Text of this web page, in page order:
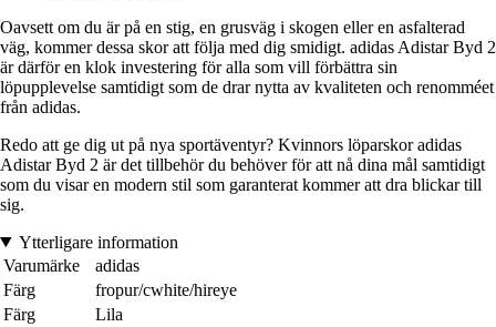
Oavsett om du är på en stig, en grusväg i skogen eller en asfalterad
väg, kommer dessa skor att följa med dig smidigt. adidas Adistar Byd 2
är därför en klok investering för alla som vill förbättra sin
löpupplevelse samtidigt som de drar nytta av kvaliteten och renomméet
från adidas.
Redo att ge dig ut på nya sportäventyr? Kvinnors löparskor adidas
Adistar Byd 2 är det tillbehör du behöver för att nå dina mål samtidigt
som du visar en modern stil som garanterat kommer att dra blickar till
sig.
Ytterligare information
Varumärke
adidas
Färg
fropur/cwhite/hireye
Färg
Lila